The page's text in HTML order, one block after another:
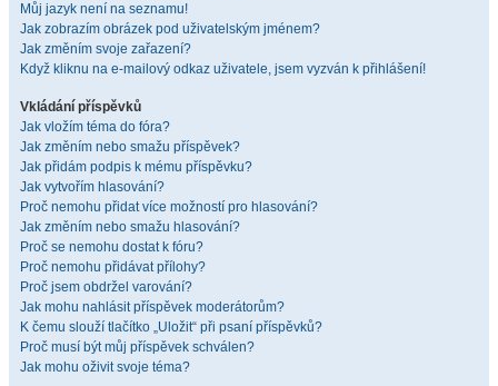
Můj jazyk není na seznamu!
Jak zobrazím obrázek pod uživatelským jménem?
Jak změním svoje zařazení?
Když kliknu na e-mailový odkaz uživatele, jsem vyzván k přihlášení!
Vkládání příspěvků
Jak vložím téma do fóra?
Jak změním nebo smažu příspěvek?
Jak přidám podpis k mému příspěvku?
Jak vytvořím hlasování?
Proč nemohu přidat více možností pro hlasování?
Jak změním nebo smažu hlasování?
Proč se nemohu dostat k fóru?
Proč nemohu přidávat přílohy?
Proč jsem obdržel varování?
Jak mohu nahlásit příspěvek moderátorům?
K čemu slouží tlačítko „Uložit“ při psaní příspěvků?
Proč musí být můj příspěvek schválen?
Jak mohu oživit svoje téma?